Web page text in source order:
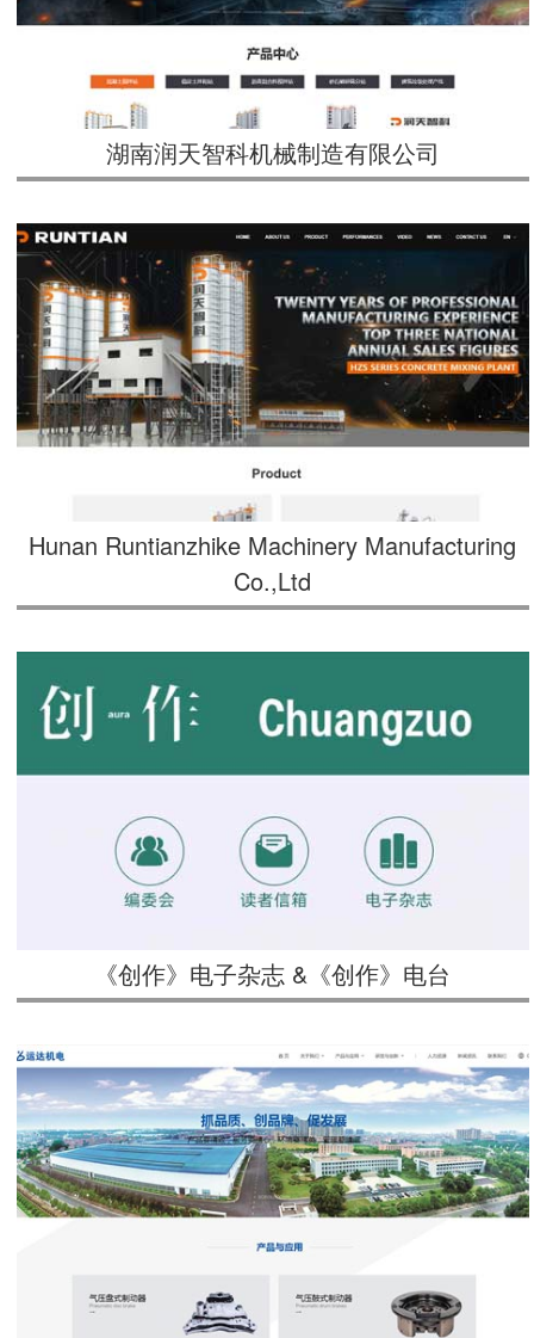
湖南润天智科机械制造有限公司
Hunan Runtianzhike Machinery Manufacturing
Co.,Ltd
《创作》电子杂志 &《创作》电台